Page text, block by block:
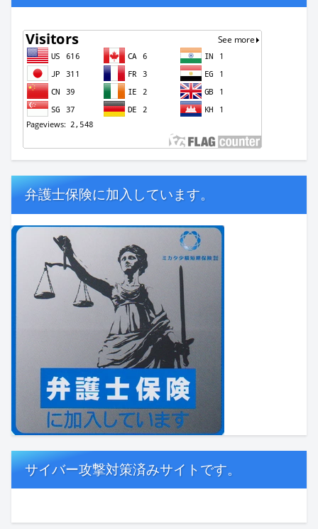
弁護士保険に加入しています。
サイバー攻撃対策済みサイトです。